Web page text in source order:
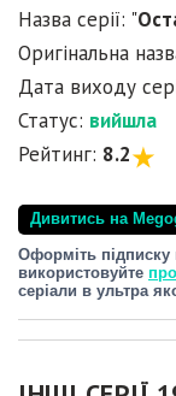
Назва серії: "
Оригінальна
Дата виходу
Статус: вийшла
Рейтинг: 8.2
Дивитись на
Оформіть підписку
використовуйте
серіали в ультра